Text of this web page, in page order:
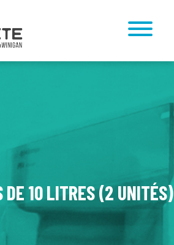
DE 10 LITRES (2 UNITÉS)